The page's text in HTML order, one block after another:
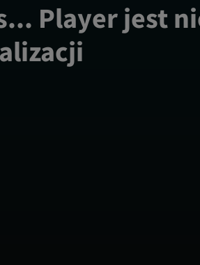
Player jest